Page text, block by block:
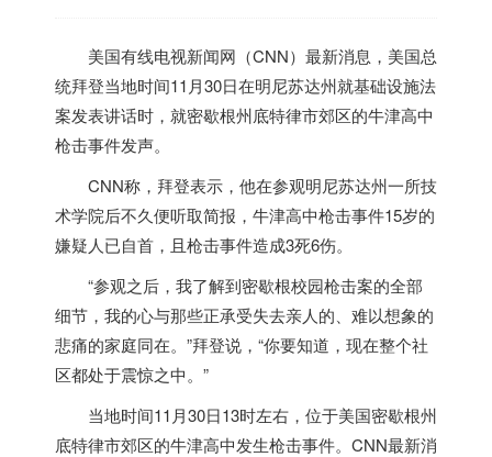
美国有线电视新闻网（CNN）最新消息， 美国总
统拜登当地时间11月30日在明尼苏达州就基础设施法
案发表讲话时，就密歇根州底特律市郊区的牛津高中
枪击事件发声。
CNN称，拜登表示，他在参观明尼苏达州一所技
术学院后不久便听取简报，牛津高中枪击事件15岁的
嫌疑人已自首，且枪击事件造成3死6伤。
“参观之后，我了解到密歇根校园枪击案的全部
细节，我的心与那些正承受失去亲人的、难以想象的
悲痛的家庭同在。”拜登说，“你要知道，现在整个社
区都处于震惊之中。”
当地时间11月30日13时左右，位于美国密歇根州
底特律市郊区的牛津高中发生枪击事件。CNN最新消